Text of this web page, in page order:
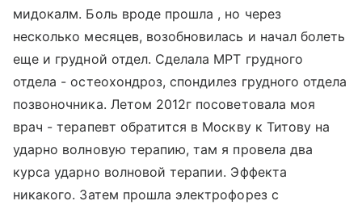
мидокалм. Боль вроде прошла , но через
несколько месяцев, возобновилась и начал болеть
еще и грудной отдел. Сделала МРТ грудного
отдела - остеохондроз, спондилез грудного отдела
позвоночника. Летом 2012г посоветовала моя
врач - терапевт обратится в Москву к Титову на
ударно волновую терапию, там я провела два
курса ударно волновой терапии. Эффекта
никакого. Затем прошла электрофорез с